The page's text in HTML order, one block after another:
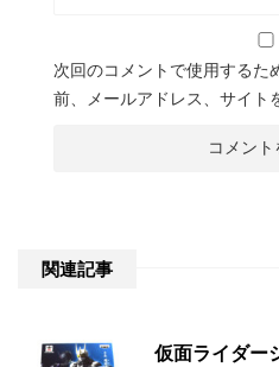
次回のコメントで使用するた
前、メールアドレス、サイト
関連記事
仮面ライダー